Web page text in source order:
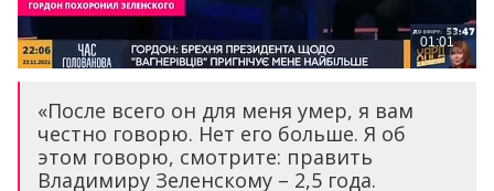
«После всего он для меня умер, я вам
честно говорю. Нет его больше. Я об
этом говорю, смотрите: править
Владимиру Зеленскому – 2,5 года.